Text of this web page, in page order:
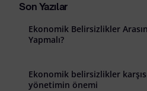
Son Yazılar
Ekonomik Belirsizlikler
Yapmalı?
Ekonomik belirsizlikler
yönetimin önemi